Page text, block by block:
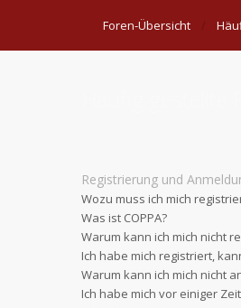
Foren-Übersicht
Registrierung und
Wozu muss ich mich
Was ist COPPA?
Warum kann ich mich nicht
Ich habe mich registriert,
Warum kann ich mich nicht
Ich habe mich vor einiger